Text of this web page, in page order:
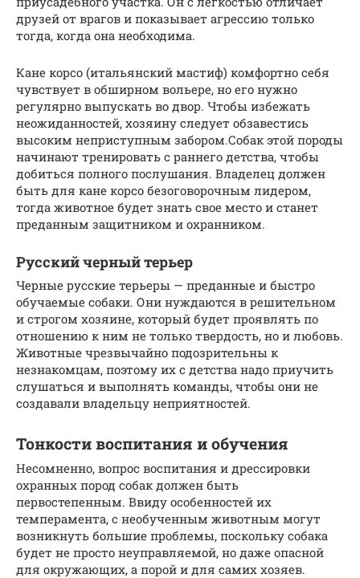
друзей от врагов и показывает агрессию только
тогда, когда она необходима.
Кане корсо (итальянский мастиф) комфортно себя
чувствует в обширном вольере, но его нужно
регулярно выпускать во двор. Чтобы избежать
неожиданностей, хозяину следует обзавестись
высоким неприступным забором.Собак этой породы
начинают тренировать с раннего детства, чтобы
добиться полного послушания. Владелец должен
быть для кане корсо безоговорочным лидером,
тогда животное будет знать свое место и станет
преданным защитником и охранником.
Русский черный терьер
Черные русские терьеры — преданные и быстро
обучаемые собаки. Они нуждаются в решительном
и строгом хозяине, который будет проявлять по
отношению к ним не только твердость, но и любовь.
Животные чрезвычайно подозрительны к
незнакомцам, поэтому их с детства надо приучить
слушаться и выполнять команды, чтобы они не
создавали владельцу неприятностей.
Тонкости воспитания и обучения
Несомненно, вопрос воспитания и дрессировки
охранных пород собак должен быть
первостепенным. Ввиду особенностей их
темперамента, с необученным животным могут
возникнуть большие проблемы, поскольку собака
будет не просто неуправляемой, но даже опасной
для окружающих, а порой и для самих хозяев.